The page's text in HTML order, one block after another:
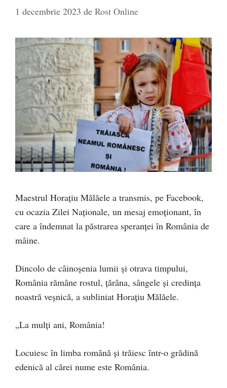
1 decembrie 2023 de Rost Online
Maestrul Horațiu Mălăele a transmis, pe Facebook,
cu ocazia Zilei Naționale, un mesaj emoționant, în
care a îndemnat la păstrarea speranței în România de
mâine.
Dincolo de câinoșenia lumii și otrava timpului,
România rămâne rostul, țărâna, sângele și credința
noastră veșnică, a subliniat Horațiu Mălăele.
„La mulți ani, România!
Locuiesc în limba română și trăiesc într-o grădină
edenică al cărei nume este România.